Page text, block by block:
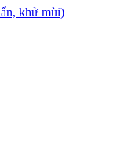
khử mùi)